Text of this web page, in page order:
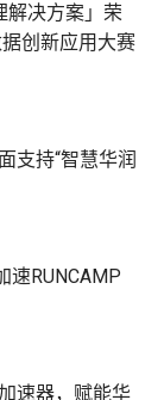
解决方案」荣
创新应用大赛
支持“智慧华润
速RUNCAMP
速器，赋能华